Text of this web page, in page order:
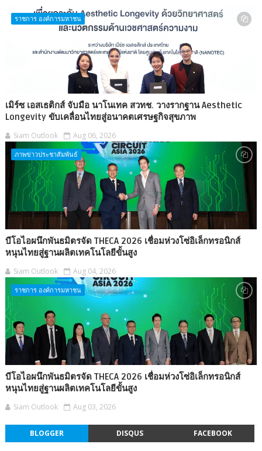
ราชการ องค์การมหาชน
เมิร์ซ เอสเธติกส์ จับมือ นาโนเทค สวทช. วางรากฐาน Aesthetic
Longevity ขับเคลื่อนไทยสู่อนาคตเศรษฐกิจสุขภาพ
Siam Outlook Aug 06, 2026
ภาพข่าวประชาสัมพันธ์
บีโอไอผนึกพันธมิตรจัด THECA 2026 เชื่อมห่วงโซ่อิเล็กทรอนิกส์
หนุนไทยสู่ฐานผลิตเทคโนโลยีขั้นสูง
Siam Outlook Aug 04, 2026
ราชการ องค์การมหาชน
บีโอไอผนึกพันธมิตรจัด THECA 2026 เชื่อมห่วงโซ่อิเล็กทรอนิกส์
หนุนไทยสู่ฐานผลิตเทคโนโลยีขั้นสูง
Siam Outlook Aug 03, 2026
BLOGGER DISQUS FACEBOOK